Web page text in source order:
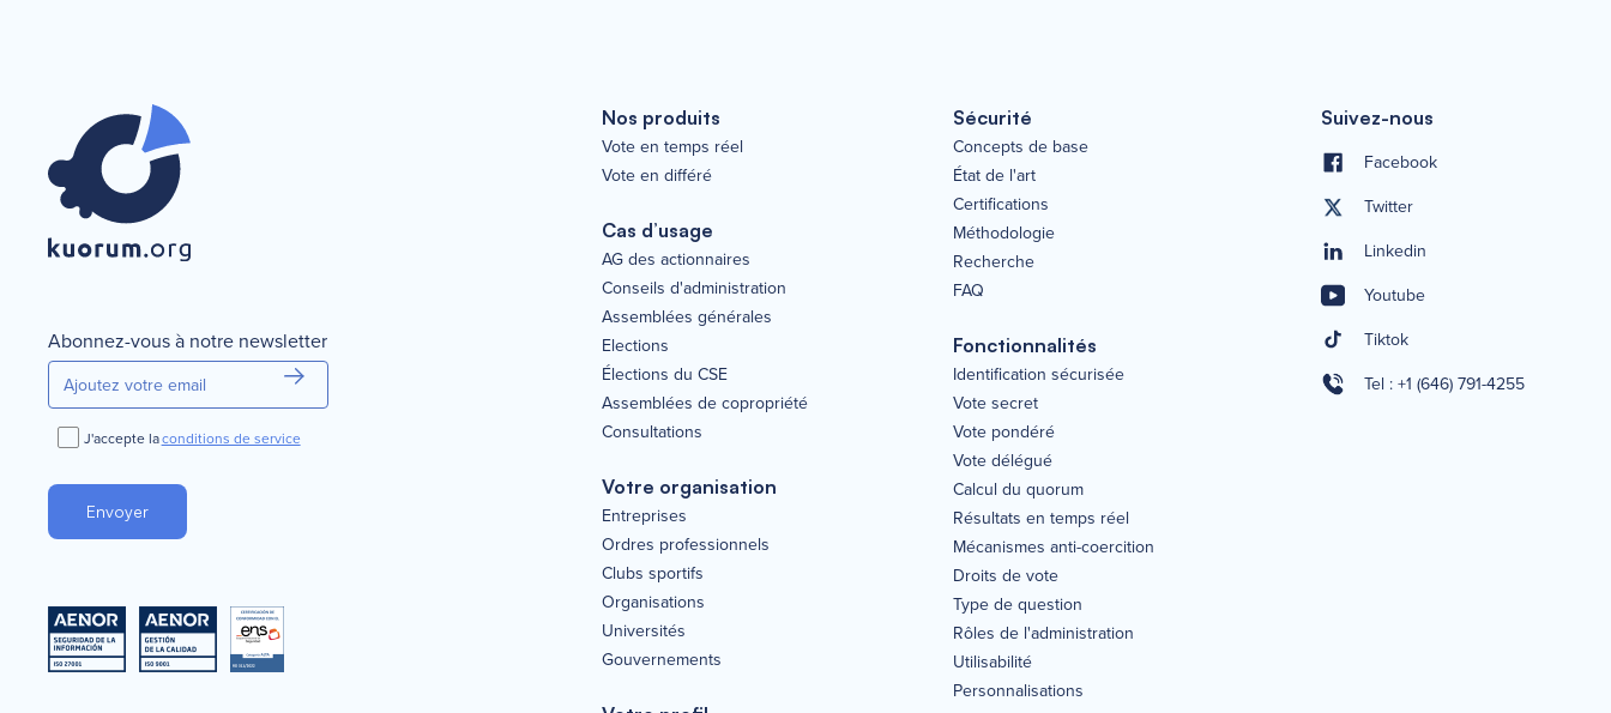
Abonnez-vous à notre newsletter
J'accepte laconditions de service
Nos produits
Vote en temps réel
Vote en différé
Cas d’usage
AG des actionnaires
Conseils d'administration
Assemblées générales
Elections
Élections du CSE
Assemblées de copropriété
Consultations
Votre organisation
Entreprises
Ordres professionnels
Clubs sportifs
Organisations
Universités
Gouvernements
Sécurité
Concepts de base
État de l'art
Certifications
Méthodologie
Recherche
FAQ
Fonctionnalités
Identification sécurisée
Vote secret
Vote pondéré
Vote délégué
Calcul du quorum
Résultats en temps réel
Mécanismes anti-coercition
Droits de vote
Type de question
Rôles de l'administration
Utilisabilité
Personnalisations
Suivez-nous
Facebook
Twitter
Linkedin
Youtube
Tiktok
Tel : +1 (646) 791-4255